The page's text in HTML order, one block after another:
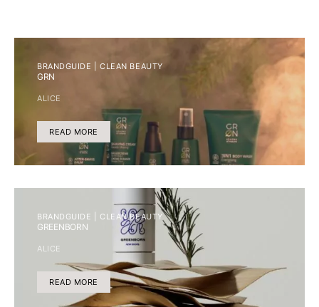
BRANDGUIDE | CLEAN BEAUTY
GRN
ALICE
READ MORE
BRANDGUIDE | CLEAN BEAUTY
GREENBORN
ALICE
READ MORE